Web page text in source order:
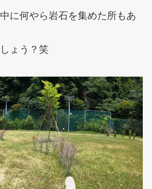
に何やら岩石を集めた所もあ
ょう？笑